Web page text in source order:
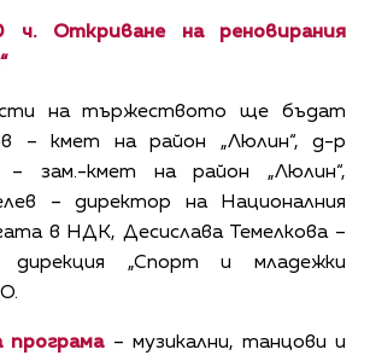
ч. Откриване на реновирания
на тържеството ще бъдат
– кмет на район „Люлин“, д-р
зам.-кмет на район „Люлин“,
– директор на Националния
в НДК, Десислава Темелкова –
„Спорт и младежки
програма– музикални, танцови и